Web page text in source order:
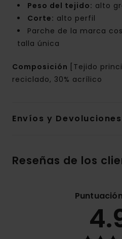
Peso del tejido: alto
Corte: alto perfil
Parche de la marca
talla única
Composición
[Tejido
reciclado, 30% acrílico
Envíos y Devoluciones
Reseñas de los